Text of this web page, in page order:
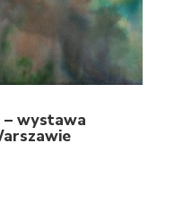
– wystawa